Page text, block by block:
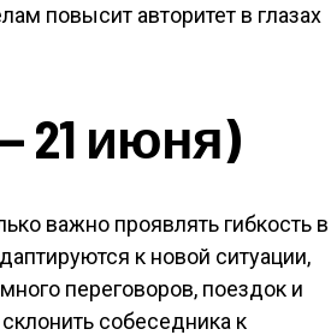
повысит авторитет в глазах
21 июня)
важно проявлять гибкость в
к новой ситуации,
переговоров, поездок и
собеседника к